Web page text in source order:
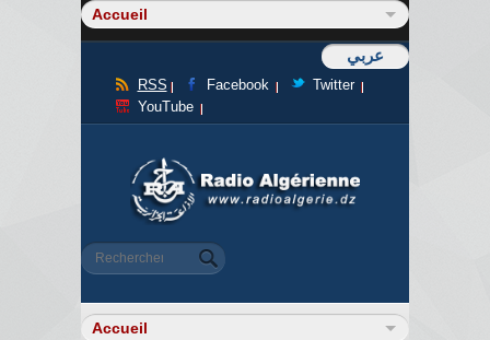
عربي
RSS Facebook
Twitter
YouTube
Formulaire de recherche
Rechercher